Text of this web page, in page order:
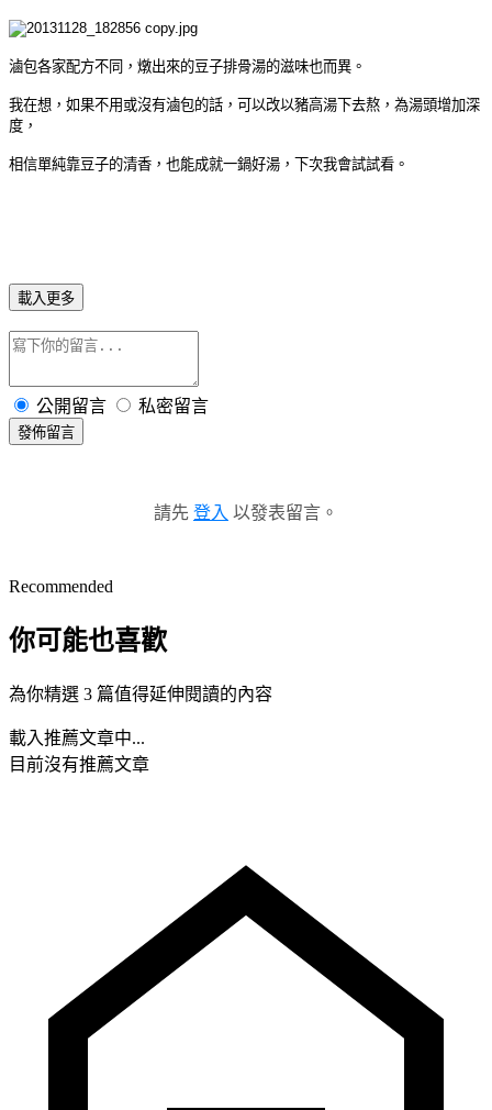
滷包各家配方不同，燉出來的豆子排骨湯的滋味也而異。
我在想， 如果不用或沒有滷包的話，可以改以豬高湯下去熬，為湯頭增加深
度，
相信單純靠豆子的清香，也能成就一鍋好湯， 下次我會試試看。
載入更多
公開留言 私密留言
發佈留言
請先 登入 以發表留言。
Recommended
你可能也喜歡
為你精選 3 篇值得延伸閱讀的內容
載入推薦文章中...
目前沒有推薦文章